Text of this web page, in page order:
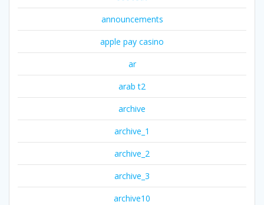
announcements
apple pay casino
ar
arab t2
archive
archive_1
archive_2
archive_3
archive10